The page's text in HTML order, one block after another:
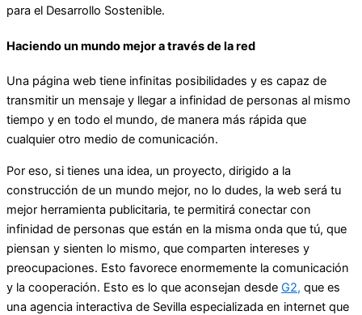
para el Desarrollo Sostenible.
Haciendo un mundo mejor a través de la red
Una página web tiene infinitas posibilidades y es capaz de
transmitir un mensaje y llegar a infinidad de personas al mismo
tiempo y en todo el mundo, de manera más rápida que
cualquier otro medio de comunicación.
Por eso, si tienes una idea, un proyecto, dirigido a la
construcción de un mundo mejor, no lo dudes, la web será tu
mejor herramienta publicitaria, te permitirá conectar con
infinidad de personas que están en la misma onda que tú, que
piensan y sienten lo mismo, que comparten intereses y
preocupaciones. Esto favorece enormemente la comunicación
y la cooperación. Esto es lo que aconsejan desde G2, que es
una agencia interactiva de Sevilla especializada en internet que